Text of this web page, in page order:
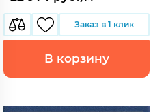
Заказ в 1 клик
В корзину